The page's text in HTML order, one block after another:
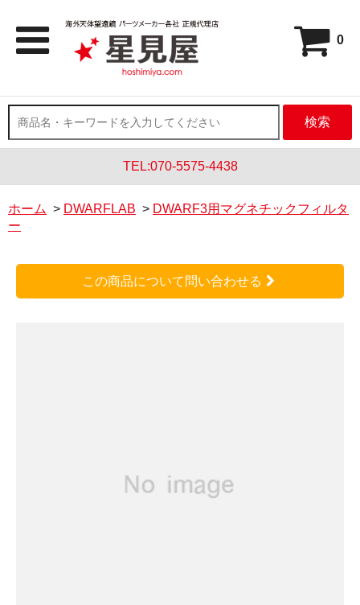
0
検索
TEL:070-5575-4438
ホーム > DWARFLAB > DWARF3用マグネチックフィルタ
ー
この商品について問い合わせる